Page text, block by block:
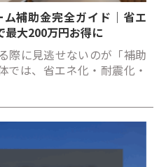
ム補助金完全ガイド｜省エ
最大200万円お得に
際に見逃せないのが「補助
では、省エネ化・耐震化・